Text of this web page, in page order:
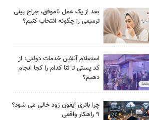
بعد از یک عمل ناموفق، جراح بینی
ترمیمی را چگونه انتخاب کنیم؟
استعلام آنلاین خدمات دولتی: از
کد پستی تا ثنا کدام را کجا انجام
دهیم؟
چرا باتری آیفون زود خالی می شود؟
۹ راهکار واقعی